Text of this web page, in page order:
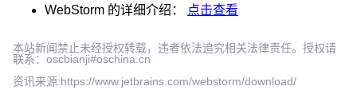
WebStorm 的详细介绍： 点击查看
本站新闻禁止未经授权转载，违者依法追究相关法律责任。授权请
联系：oscbianji#oschina.cn
资讯来源:https://www.jetbrains.com/webstorm/download/